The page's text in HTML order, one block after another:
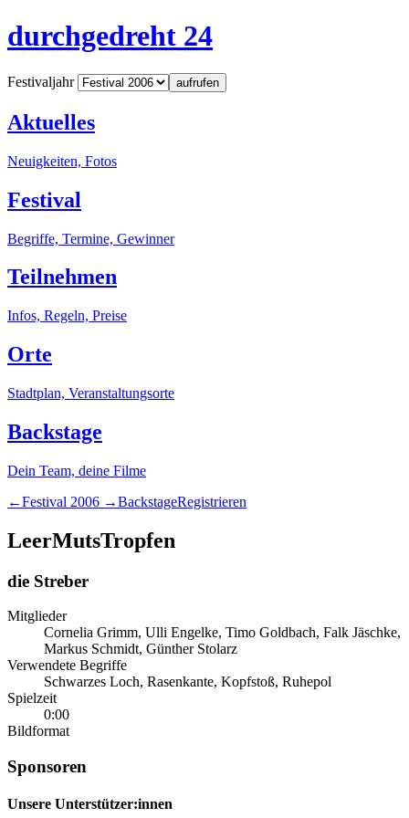
durchgedreht 24
Festivaljahr aufrufen
Aktuelles
Neuigkeiten, Fotos
Festival
Begriffe, Termine, Gewinner
Teilnehmen
Infos, Regeln, Preise
Orte
Stadtplan, Veranstaltungsorte
Backstage
Dein Team, deine Filme
←Festival 2006 →BackstageRegistrieren
LeerMutsTropfen
die Streber
Mitglieder
Cornelia Grimm, Ulli Engelke, Timo Goldbach, Falk Jäschke,
Markus Schmidt, Günther Stolarz
Verwendete Begriffe
Schwarzes Loch, Rasenkante, Kopfstoß, Ruhepol
Spielzeit
0:00
Bildformat
Sponsoren
Unsere Unterstützer:innen